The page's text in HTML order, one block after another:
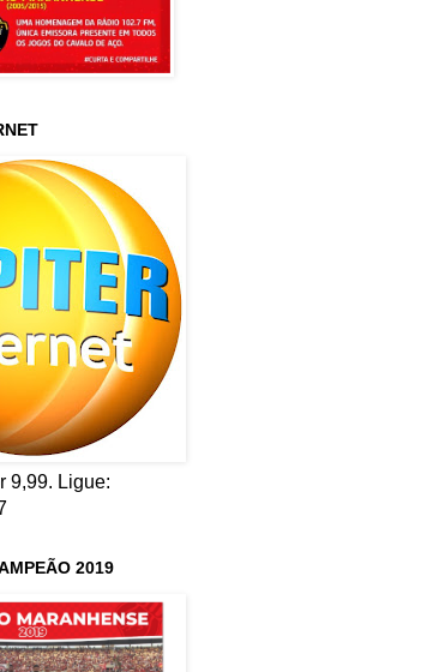
9,99. Ligue:
2019